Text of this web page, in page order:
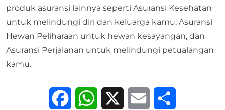
produk asuransi lainnya seperti Asuransi Kesehatan
untuk melindungi diri dan keluarga kamu, Asuransi
Hewan Peliharaan untuk hewan kesayangan, dan
Asuransi Perjalanan untuk melindungi petualangan
kamu.
FacebookWhatsApp Email